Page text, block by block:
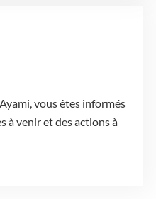
vous êtes informés
à venir et des actions à